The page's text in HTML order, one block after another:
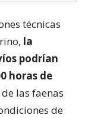
técnicas
la
podrían
horas de
las faenas
de